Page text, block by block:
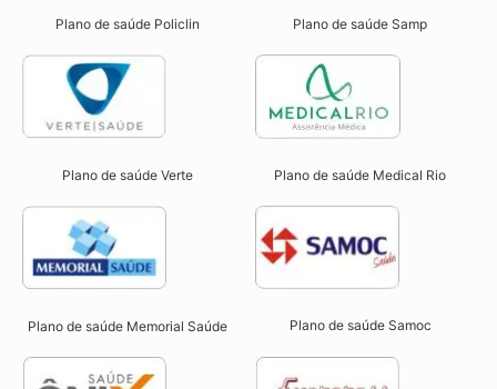
Plano de saúde Policlin Plano de saúde Samp
Plano de saúde Verte Plano de saúde Medical Rio
Plano de saúde Memorial Saúde Plano de saúde Samoc